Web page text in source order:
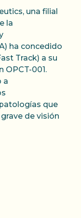
una filial
la
ha concedido
Track) a su
OPCT-001.
a
que
de visión